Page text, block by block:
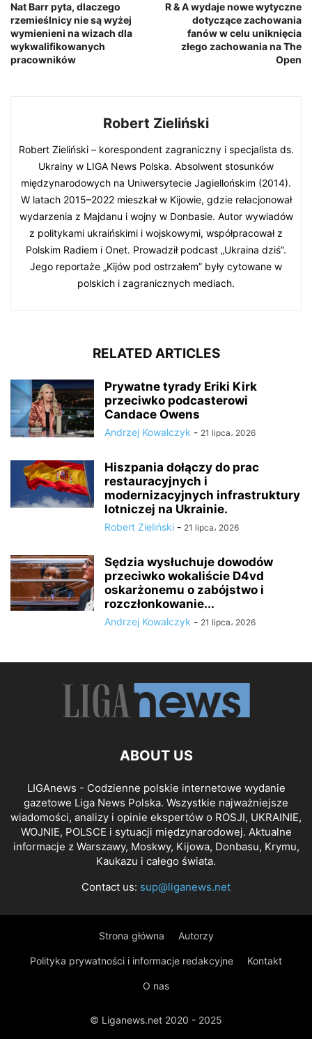
Nat Barr pyta, dlaczego
rzemieślnicy nie są wyżej
wymienieni na wizach dla
wykwalifikowanych
pracowników
R & A wydaje nowe wytyczne
dotyczące zachowania
fanów w celu uniknięcia
złego zachowania na The
Open
Robert Zieliński
Robert Zieliński – korespondent zagraniczny i specjalista ds.
Ukrainy w LIGA News Polska. Absolwent stosunków
międzynarodowych na Uniwersytecie Jagiellońskim (2014).
W latach 2015–2022 mieszkał w Kijowie, gdzie relacjonował
wydarzenia z Majdanu i wojny w Donbasie. Autor wywiadów
z politykami ukraińskimi i wojskowymi, współpracował z
Polskim Radiem i Onet. Prowadził podcast „Ukraina dziś”.
Jego reportaże „Kijów pod ostrzałem” były cytowane w
polskich i zagranicznych mediach.
RELATED ARTICLES
Prywatne tyrady Eriki Kirk
przeciwko podcasterowi
Candace Owens
Andrzej Kowalczyk - 21 lipca، 2026
Hiszpania dołączy do prac
restauracyjnych i
modernizacyjnych infrastruktury
lotniczej na Ukrainie.
Robert Zieliński - 21 lipca، 2026
Sędzia wysłuchuje dowodów
przeciwko wokaliście D4vd
oskarżonemu o zabójstwo i
rozczłonkowanie...
Andrzej Kowalczyk - 21 lipca، 2026
ABOUT US
LIGAnews - Codzienne polskie internetowe wydanie
gazetowe Liga News Polska. Wszystkie najważniejsze
wiadomości, analizy i opinie ekspertów o ROSJI, UKRAINIE,
WOJNIE, POLSCE i sytuacji międzynarodowej. Aktualne
informacje z Warszawy, Moskwy, Kijowa, Donbasu, Krymu,
Kaukazu i całego świata.
Contact us: sup@liganews.net
Strona główna Autorzy
Polityka prywatności i informacje redakcyjne Kontakt
O nas
© Liganews.net 2020 - 2025